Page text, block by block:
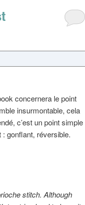
concernera le point
insurmontable, cela
c’est un point simple
gonflant, réversible.
stitch. Although